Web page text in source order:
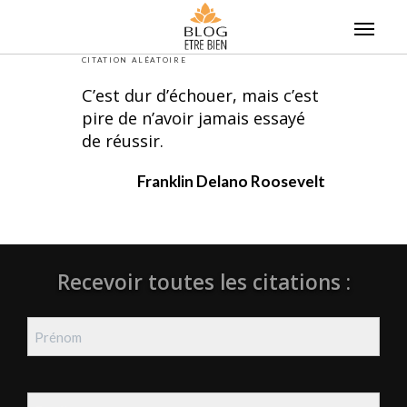
CITATION ALÉATOIRE
C’est dur d’échouer, mais c’est
pire de n’avoir jamais essayé
de réussir.
Franklin Delano Roosevelt
Recevoir toutes les citations :